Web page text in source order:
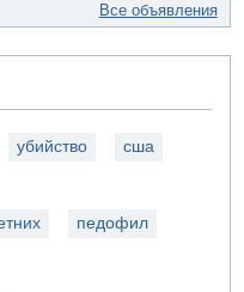
Все объявления
убийство сша
педофил